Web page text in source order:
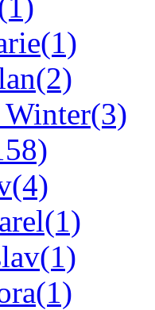
(1)
(2)
(3)
(4)
(1)
(1)
(1)